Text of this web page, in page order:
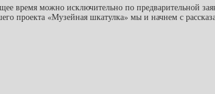
время можно исключительно по предварительной
проекта «Музейная шкатулка» мы и начнем с